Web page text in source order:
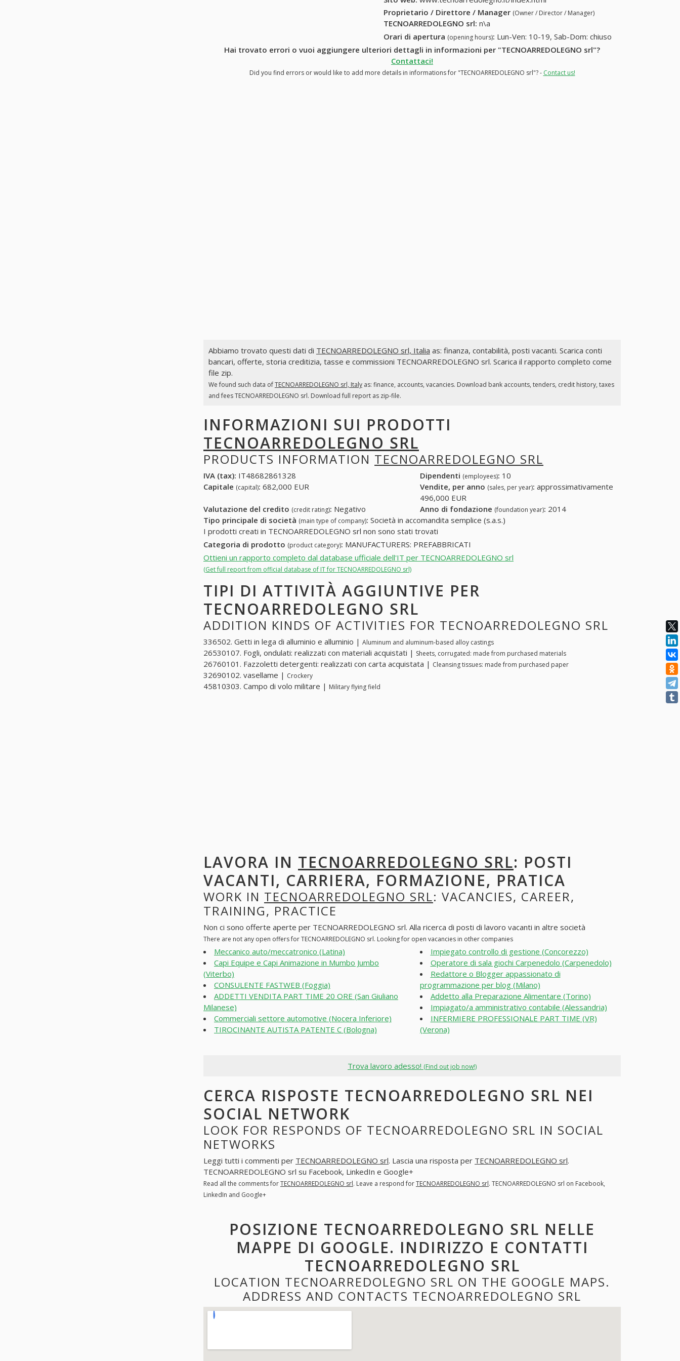
Proprietario / Direttore / Manager (Owner / Director / Manager)
TECNOARREDOLEGNO srl: n\a
Orari di apertura (opening hours): Lun-Ven: 10-19, Sab-Dom: chiuso
Hai trovato errori o vuoi aggiungere ulteriori dettagli in informazioni per "TECNOARREDOLEGNO srl"?
Contattaci!
Did you find errors or would like to add more details in informations for "TECNOARREDOLEGNO srl"? - Contact us!
Abbiamo trovato questi dati di TECNOARREDOLEGNO srl, Italia as: finanza, contabilità, posti vacanti. Scarica conti
bancari, offerte, storia creditizia, tasse e commissioni TECNOARREDOLEGNO srl. Scarica il rapporto completo come
file zip.
We found such data ofTECNOARREDOLEGNO srl, Italyas: finance, accounts, vacancies. Download bank accounts, tenders, credit history, taxes
and fees TECNOARREDOLEGNO srl. Download full report as zip-file.
INFORMAZIONI SUI PRODOTTI
TECNOARREDOLEGNO SRL
PRODUCTS INFORMATION TECNOARREDOLEGNO SRL
IVA (tax): IT48682861328 Dipendenti (employees): 10
Capitale (capital): 682,000 EUR Vendite, per anno (sales, per year): approssimativamente
496,000 EUR
Valutazione del credito (credit rating): Negativo Anno di fondazione (foundation year): 2014
Tipo principale di società (main type of company): Società in accomandita semplice (s.a.s.)
I prodotti creati in TECNOARREDOLEGNO srl non sono stati trovati
Categoria di prodotto (product category): MANUFACTURERS: PREFABBRICATI
Ottieni un rapporto completo dal database ufficiale dell'IT per TECNOARREDOLEGNO srl
(Get full report from official database of IT for TECNOARREDOLEGNO srl)
TIPI DI ATTIVITÀ AGGIUNTIVE PER
TECNOARREDOLEGNO SRL
ADDITION KINDS OF ACTIVITIES FOR TECNOARREDOLEGNO SRL
336502. Getti in lega di alluminio e alluminio | Aluminum and aluminum-based alloy castings
26530107. Fogli, ondulati: realizzati con materiali acquistati | Sheets, corrugated: made from purchased materials
26760101. Fazzoletti detergenti: realizzati con carta acquistata | Cleansing tissues: made from purchased paper
32690102. vasellame | Crockery
45810303. Campo di volo militare | Military flying field
LAVORA IN TECNOARREDOLEGNO SRL: POSTI
VACANTI, CARRIERA, FORMAZIONE, PRATICA
WORK IN TECNOARREDOLEGNO SRL: VACANCIES, CAREER,
TRAINING, PRACTICE
Non ci sono offerte aperte per TECNOARREDOLEGNO srl. Alla ricerca di posti di lavoro vacanti in altre società
There are not any open offers for TECNOARREDOLEGNO srl. Looking for open vacancies in other companies
Meccanico auto/meccatronico (Latina)
Capi Equipe e Capi Animazione in Mumbo Jumbo
(Viterbo)
CONSULENTE FASTWEB (Foggia)
ADDETTI VENDITA PART TIME 20 ORE (San Giuliano
Milanese)
Commerciali settore automotive (Nocera Inferiore)
TIROCINANTE AUTISTA PATENTE C (Bologna)
Impiegato controllo di gestione (Concorezzo)
Operatore di sala giochi Carpenedolo (Carpenedolo)
Redattore o Blogger appassionato di
programmazione per blog (Milano)
Addetto alla Preparazione Alimentare (Torino)
Impiagato/a amministrativo contabile (Alessandria)
INFERMIERE PROFESSIONALE PART TIME (VR)
(Verona)
Trova lavoro adesso! (Find out job now!)
CERCA RISPOSTE TECNOARREDOLEGNO SRL NEI
SOCIAL NETWORK
LOOK FOR RESPONDS OF TECNOARREDOLEGNO SRL IN SOCIAL
NETWORKS
Leggi tutti i commenti per TECNOARREDOLEGNO srl. Lascia una risposta per TECNOARREDOLEGNO srl.
TECNOARREDOLEGNO srl su Facebook, LinkedIn e Google+
Read all the comments forTECNOARREDOLEGNO srl. Leave a respond forTECNOARREDOLEGNO srl. TECNOARREDOLEGNO srl on Facebook,
LinkedIn and Google+
POSIZIONE TECNOARREDOLEGNO SRL NELLE
MAPPE DI GOOGLE. INDIRIZZO E CONTATTI
TECNOARREDOLEGNO SRL
LOCATION TECNOARREDOLEGNO SRL ON THE GOOGLE MAPS.
ADDRESS AND CONTACTS TECNOARREDOLEGNO SRL